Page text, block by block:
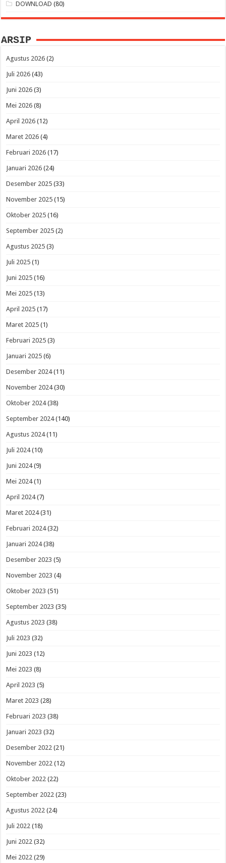
DOWNLOAD (80)
ARSIP
Agustus 2026 (2)
Juli 2026 (43)
Juni 2026 (3)
Mei 2026 (8)
April 2026 (12)
Maret 2026 (4)
Februari 2026 (17)
Januari 2026 (24)
Desember 2025 (33)
November 2025 (15)
Oktober 2025 (16)
September 2025 (2)
Agustus 2025 (3)
Juli 2025 (1)
Juni 2025 (16)
Mei 2025 (13)
April 2025 (17)
Maret 2025 (1)
Februari 2025 (3)
Januari 2025 (6)
Desember 2024(11)
November 2024(30)
Oktober 2024(38)
September 2024(140)
Agustus 2024(11)
Juli 2024(10)
Juni 2024(9)
Mei 2024(1)
April 2024(7)
Maret 2024(31)
Februari 2024(32)
Januari 2024(38)
Desember 2023 (5)
November 2023 (4)
Oktober 2023 (51)
September 2023 (35)
Agustus 2023 (38)
Juli 2023 (32)
Juni 2023 (12)
Mei 2023 (8)
April 2023 (5)
Maret 2023 (28)
Februari 2023 (38)
Januari 2023 (32)
Desember 2022 (21)
November 2022 (12)
Oktober 2022 (22)
September 2022 (23)
Agustus 2022 (24)
Juli 2022 (18)
Juni 2022 (32)
Mei 2022 (29)